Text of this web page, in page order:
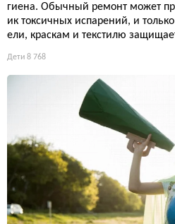
гиена. Обычный ремонт может
ик токсичных испарений, и
ели, краскам и текстилю
Дети 8 768